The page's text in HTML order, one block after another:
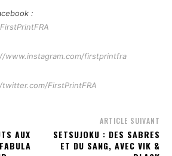
:
www.instagram.com/firstprintfra
FirstPrintFRA
AUX
ARTICLE SUIVANT
SETSUJOKU : DES SABRES
ET DU SANG, AVEC VIK &